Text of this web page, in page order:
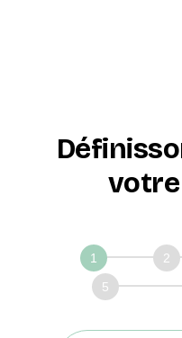
votre
Définissons
ensemble
votre
voyage!